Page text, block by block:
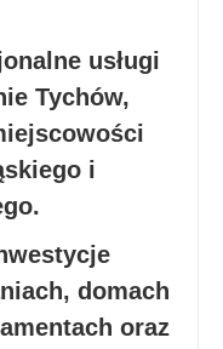
usługi
Tychów,
i
domach
oraz